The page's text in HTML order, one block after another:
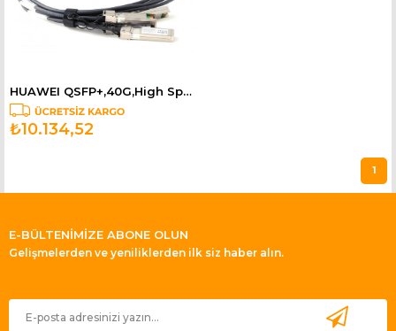
HUAWEI QSFP+,40G,High Speed Direct-attach Cables,3m,QSFP+38M,CC8P0.32B(S),QSFP+ QSFP-40G-CU3M
₺10.134,52
1
E-BÜLTENİMİZE ABONE OLUN
Gelişmelerden ve yeniliklerden ilk siz haber alın.